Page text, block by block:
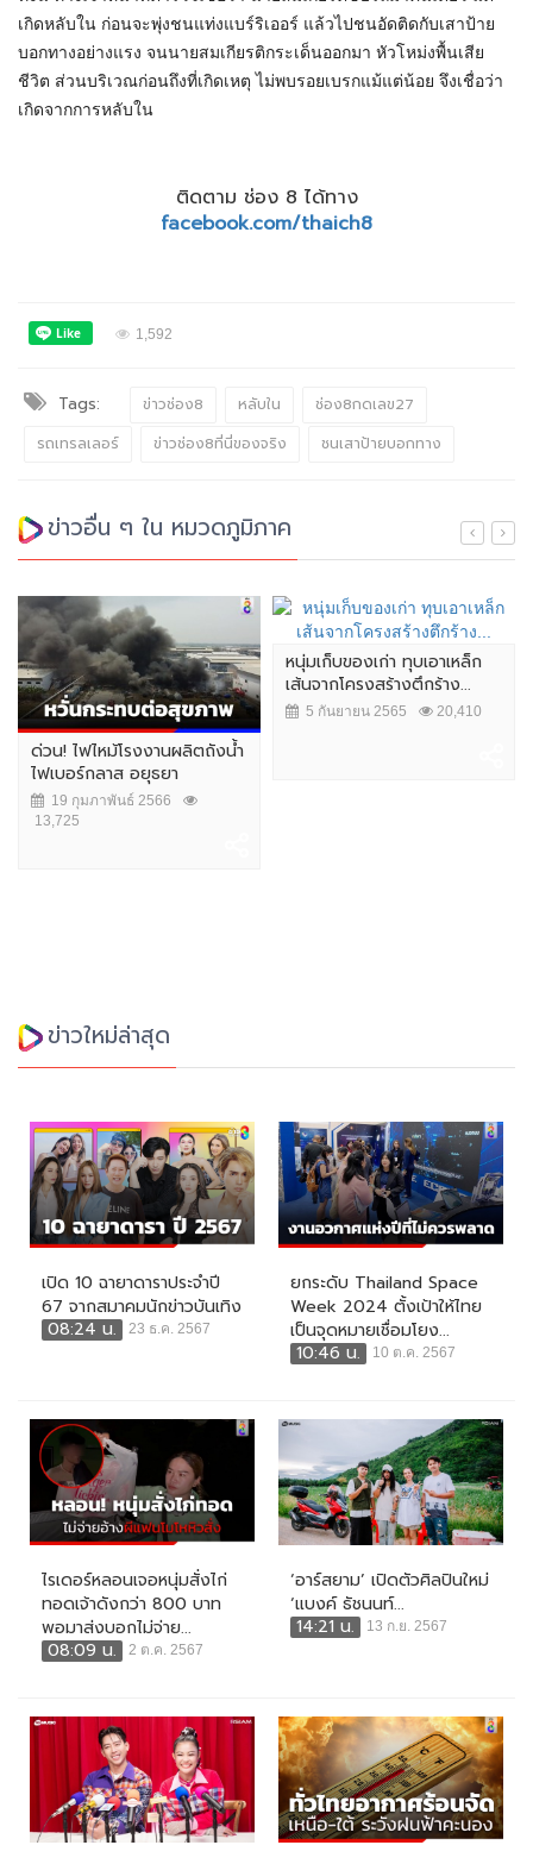
เกิดหลับใน ก่อนจะพุ่งชนแท่งแบร์ริเออร์ แล้วไปชนอัดติดกับเสาป้าย
บอกทางอย่างแรง จนนายสมเกียรติกระเด็นออกมา หัวโหม่งพื้นเสีย
ชีวิต ส่วนบริเวณก่อนถึงที่เกิดเหตุ ไม่พบรอยเบรกแม้แต่น้อย จึงเชื่อว่า
เกิดจากการหลับใน
ติดตาม ช่อง 8 ได้ทาง
facebook.com/thaich8
1,592
Tags: ข่าวช่อง8 หลับใน
ช่อง8กดเลข27
รถเทรลเลอร์
ข่าวช่อง8ที่นี่ของจริง ชนเสาป้ายบอกทาง
ข่าวอื่น ๆ ใน หมวดภูมิภาค
ด่วน! ไฟไหม้โรงงานผลิตถังน้ำ
ไฟเบอร์กลาส อยุธยา
19 กุมภาพันธ์ 2566
13,725
หนุ่มเก็บของเก่า ทุบเอาเหล็ก
เส้นจากโครงสร้างตึกร้าง...
5 กันยายน 2565 20,410
ข่าวใหม่ล่าสุด
เปิด 10 ฉายาดาราประจำปี
67 จากสมาคมนักข่าวบันเทิง
08:24 น.
23 ธ.ค. 2567
ยกระดับ Thailand Space
Week 2024 ตั้งเป้าให้ไทย
เป็นจุดหมายเชื่อมโยง...
10:46 น.
10 ต.ค. 2567
ไรเดอร์หลอนเจอหนุ่มสั่งไก่
ทอดเจ้าดังกว่า 800 บาท
พอมาส่งบอกไม่จ่าย...
08:09 น.
2 ต.ค. 2567
‘อาร์สยาม’ เปิดตัวศิลปินใหม่
‘แบงค์ ธัชนนท์...
14:21 น.
13 ก.ย. 2567